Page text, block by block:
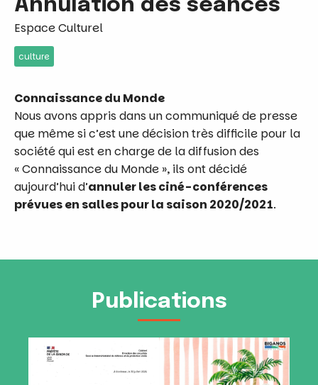
Annulation des séances
Espace Culturel
culture
Connaissance du Monde
Nous avons appris dans un communiqué de presse
que même si c’est une décision très difficile pour la
société qui est en charge de la diffusion des
« Connaissance du Monde », ils ont décidé
aujourd’huid’annuler les ciné-conférences
prévues en salles pour la saison 2020/2021.
Publications